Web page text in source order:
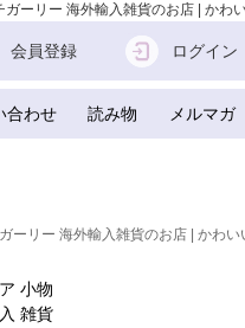
ーリー 海外輸入雑貨のお店 | かわ
会員登録 ログイン
合わせ 読み物 メルマガ
リー 海外輸入雑貨のお店 | かわい
小物
雑貨